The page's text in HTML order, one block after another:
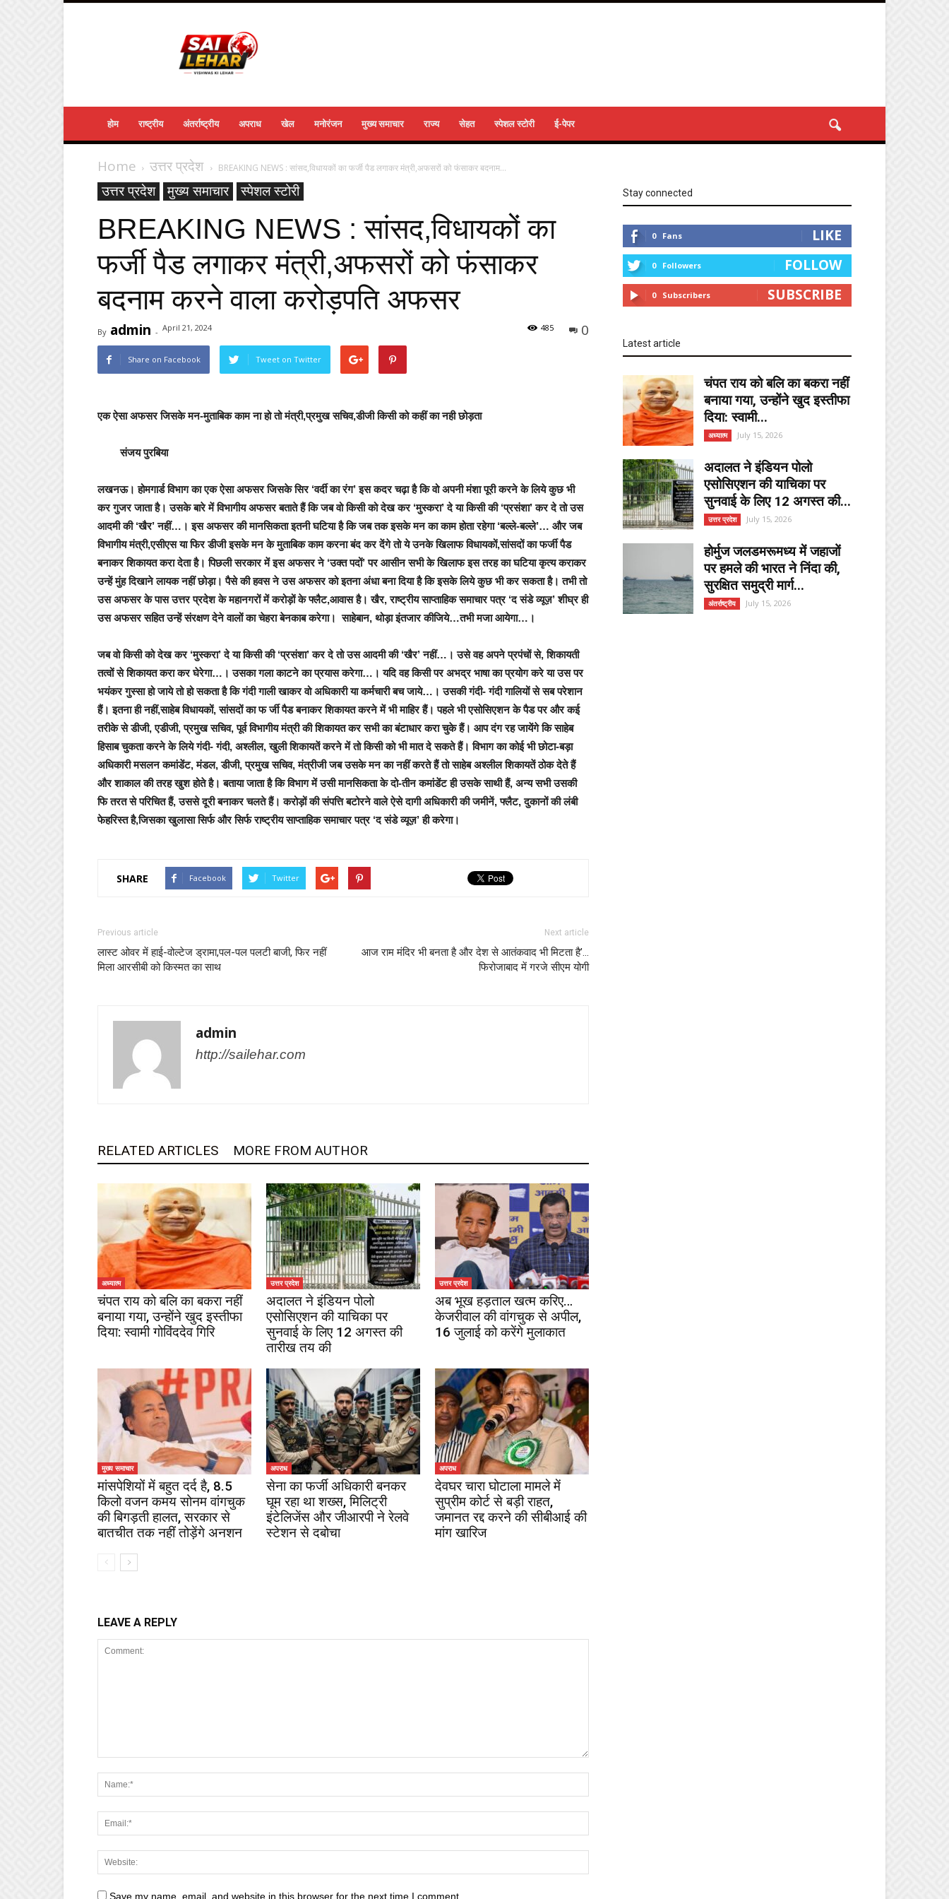
होम राष्ट्रीय अंतर्राष्ट्रीय अपराध खेल मनोरंजन मुख्य समाचार राज्य सेहत स्पेशल स्टोरी ई-पेपर
Home उत्तर प्रदेश BREAKING NEWS : सांसद,विधायकों का फर्जी पैड लगाकर मंत्री,अफसरों को फंसाकर बदनाम...
उत्तर प्रदेश मुख्य समाचार स्पेशल स्टोरी
BREAKING NEWS : सांसद,विधायकों का
फर्जी पैड लगाकर मंत्री,अफसरों को फंसाकर
बदनाम करने वाला करोड़पति अफसर
By admin - April 21, 2024 0
485
Share on Facebook Tweet on Twitter
एक ऐसा अफसर जिसके मन-मुताबिक काम ना हो तो मंत्री,प्रमुख सचिव,डीजी किसी को कहीं का नही छोड़ता
संजय पुरबिया
लखनऊ। होमगार्ड विभाग का एक ऐसा अफसर जिसके सिर ‘वर्दी का रंग’ इस कदर चढ़ा है कि वो अपनी मंशा पूरी करने के लिये कुछ भी
कर गुजर जाता है। उसके बारे में विभागीय अफसर बताते हैं कि जब वो किसी को देख कर ‘मुस्करा’ दे या किसी की ‘प्रसंशा’ कर दे तो उस
आदमी की ‘खैर’ नहीं…। इस अफसर की मानसिकता इतनी घटिया है कि जब तक इसके मन का काम होता रहेगा ‘बल्ले-बल्ले’… और जब
विभागीय मंत्री,एसीएस या फिर डीजी इसके मन के मुताबिक काम करना बंद कर देंगे तो ये उनके खिलाफ विधायकों,सांसदों का फर्जी पैड
बनाकर शिकायत करा देता है। पिछली सरकार में इस अफसर ने ‘उक्त पदों’ पर आसीन सभी के खिलाफ इस तरह का घटिया कृत्य कराकर
उन्हें मुंह दिखाने लायक नहीं छोड़ा। पैसे की हवस ने उस अफसर को इतना अंधा बना दिया है कि इसके लिये कुछ भी कर सकता है। तभी तो
उस अफसर के पास उत्तर प्रदेश के महानगरों में करोड़ों के फ्लैट,आवास है। खैर, राष्ट्रीय साप्ताहिक समाचार पत्र ‘द संडे व्यूज़’ शीघ्र ही
उस अफसर सहित उन्हें संरक्षण देने वालों का चेहरा बेनकाब करेगा। साहेबान, थोड़ा इंतजार कीजिये…तभी मजा आयेगा…।
जब वो किसी को देख कर ‘मुस्करा’ दे या किसी की ‘प्रसंशा’ कर दे तो उस आदमी की ‘खैर’ नहीं…। उसे वह अपने प्रपंचों से, शिकायती
तत्वों से शिकायत करा कर घेरेगा…। उसका गला काटने का प्रयास करेगा…। यदि वह किसी पर अभद्र भाषा का प्रयोग करे या उस पर
भयंकर गुस्सा हो जाये तो हो सकता है कि गंदी गाली खाकर वो अधिकारी या कर्मचारी बच जाये…। उसकी गंदी- गंदी गालियों से सब परेशान
हैं। इतना ही नहीं,साहेब विधायकों, सांसदों का फ र्जी पैड बनाकर शिकायत करने में भी माहिर हैं। पहले भी एसोसिएशन के पैड पर और कई
तरीके से डीजी, एडीजी, प्रमुख सचिव, पूर्व विभागीय मंत्री की शिकायत कर सभी का बंटाधार करा चुके हैं। आप दंग रह जायेंगे कि साहेब
हिसाब चुकता करने के लिये गंदी- गंदी, अश्लील, खुली शिकायतें करने में तो किसी को भी मात दे सकते हैं। विभाग का कोई भी छोटा-बड़ा
अधिकारी मसलन कमांडेंट, मंडल, डीजी, प्रमुख सचिव, मंत्रीजी जब उसके मन का नहीं करते हैं तो साहेब अश्लील शिकायतें ठोक देते हैं
और शाकाल की तरह खुश होते है। बताया जाता है कि विभाग में उसी मानसिकता के दो-तीन कमांडेंट ही उसके साथी हैं, अन्य सभी उसकी
फि तरत से परिचित हैं, उससे दूरी बनाकर चलते हैं। करोड़ों की संपत्ति बटोरने वाले ऐसे दागी अधिकारी की जमीनें, फ्लैट, दुकानों की लंबी
फेहरिस्त है,जिसका खुलासा सिर्फऔर सिर्फराष्ट्रीय साप्ताहिक समाचार पत्र ‘द संडे व्यूज़’ ही करेगा।
SHARE Facebook Twitter
Previous article
लास्ट ओवर में हाई-वोल्टेज ड्रामा,पल-पल पलटी बाजी, फिर नहीं
मिला आरसीबी को किस्मत का साथ
Next article
आज राम मंदिर भी बनता है और देश से आतंकवाद भी मिटता है’…
फिरोजाबाद में गरजे सीएम योगी
admin
http://sailehar.com
RELATED ARTICLES MORE FROM AUTHOR
अध्यात्म
चंपत राय को बलि का बकरा नहीं
बनाया गया, उन्होंने खुद इस्तीफा
दिया: स्वामी गोविंददेव गिरि
उत्तर प्रदेश
अदालत ने इंडियन पोलो
एसोसिएशन की याचिका पर
सुनवाई के लिए 12 अगस्त की
तारीख तय की
उत्तर प्रदेश
अब भूख हड़ताल खत्म करिए…
केजरीवाल की वांगचुक से अपील,
16 जुलाई को करेंगे मुलाकात
मुख्य समाचार
मांसपेशियों में बहुत दर्द है, 8.5
किलो वजन कमय सोनम वांगचुक
की बिगड़ती हालत, सरकार से
बातचीत तक नहीं तोड़ेंगे अनशन
अपराध
सेना का फर्जी अधिकारी बनकर
घूम रहा था शख्स, मिलिट्री
इंटेलिजेंस और जीआरपी ने रेलवे
स्टेशन से दबोचा
अपराध
देवघर चारा घोटाला मामले में
सुप्रीम कोर्ट से बड़ी राहत,
जमानत रद्द करने की सीबीआई की
मांग खारिज
LEAVE A REPLY
Save my name, email, and website in this browser for the next time I comment.
Stay connected
0 Fans LIKE
0 Followers FOLLOW
0 Subscribers SUBSCRIBE
Latest article
चंपत राय को बलि का बकरा नहीं
बनाया गया, उन्होंने खुद इस्तीफा
दिया: स्वामी...
अध्यात्म July 15, 2026
अदालत ने इंडियन पोलो
एसोसिएशन की याचिका पर
सुनवाई के लिए 12 अगस्त की...
उत्तर प्रदेश July 15, 2026
होर्मुज जलडमरूमध्य में जहाजों
पर हमले की भारत ने निंदा की,
सुरक्षित समुद्री मार्ग...
अंतर्राष्ट्रीय July 15, 2026